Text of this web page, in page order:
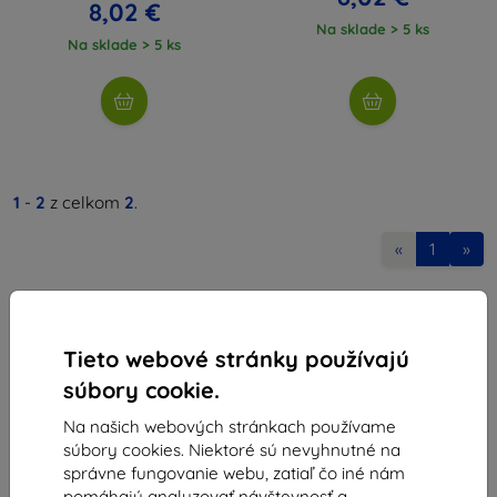
Tieto webové stránky používajú
súbory cookie.
Na našich webových stránkach používame
súbory cookies. Niektoré sú nevyhnutné na
správne fungovanie webu, zatiaľ čo iné nám
8,02 €
Na sklade > 5 ks
Na sklade > 5 ks
1 - 2 z celkom 2.
« 1 »
Shield-Sk s.r.o.
Ulica Rudolfa Mocka 3750/2A
841 04 Bratislava